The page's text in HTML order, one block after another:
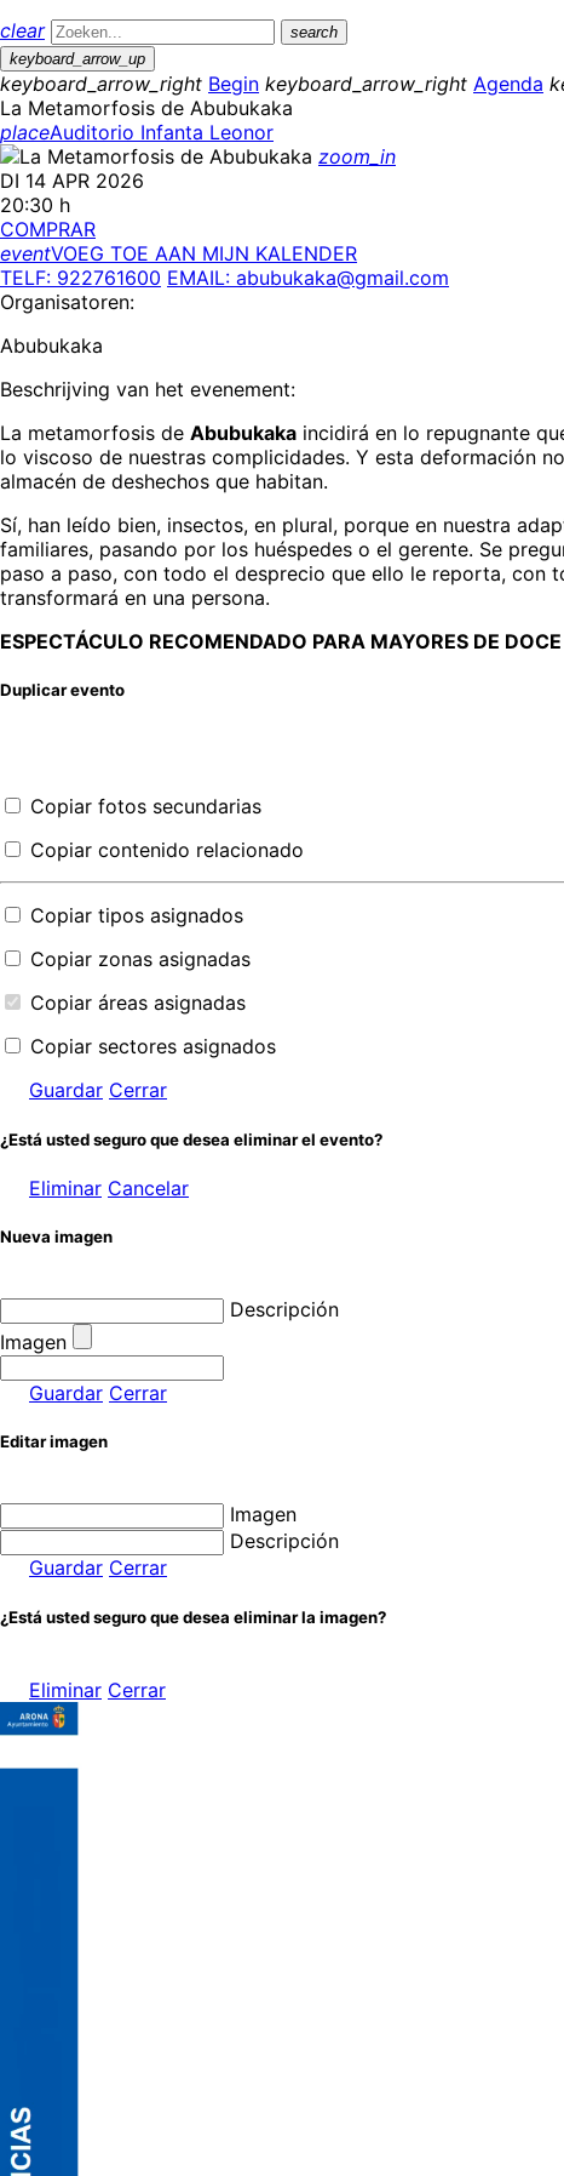
clear
search
keyboard_arrow_up
keyboard_arrow_right Begin keyboard_arrow_right Agenda
La Metamorfosis de Abubukaka
placeAuditorio Infanta Leonor
zoom_in
DI 14 APR 2026
20:30 h
COMPRAR
eventVOEG TOE AAN MIJN KALENDER
TELF: 922761600 EMAIL: abubukaka@gmail.com
Organisatoren:
Abubukaka
Beschrijving van het evenement:
La metamorfosis de Abubukaka incidirá en lo repugnante
lo viscoso de nuestras complicidades. Y esta deformación
almacén de deshechos que habitan.
Sí, han leído bien, insectos, en plural, porque en nuestra
familiares, pasando por los huéspedes o el gerente. Se
paso a paso, con todo el desprecio que ello le reporta, con
transformará en una persona.
ESPECTÁCULO RECOMENDADO PARA MAYORES DE
Duplicar evento
Copiar fotos secundarias
Copiar contenido relacionado
Copiar tipos asignados
Copiar zonas asignadas
Copiar áreas asignadas
Copiar sectores asignados
Guardar Cerrar
¿Está usted seguro que desea eliminar el evento?
Eliminar Cancelar
Nueva imagen
Descripción
Imagen
Guardar Cerrar
Editar imagen
Imagen
Descripción
Guardar Cerrar
¿Está usted seguro que desea eliminar la imagen?
Eliminar Cerrar